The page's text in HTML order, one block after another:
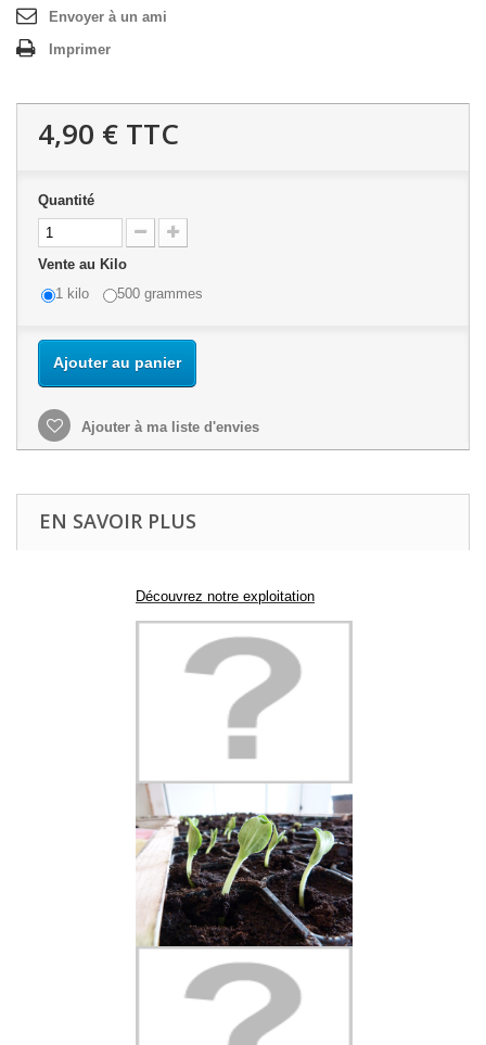
Envoyer à un ami
Imprimer
4,90 € TTC
Quantité
Vente au Kilo
1 kilo
500 grammes
Ajouter au panier
Ajouter à ma liste d'envies
EN SAVOIR PLUS
Découvrez notre exploitation